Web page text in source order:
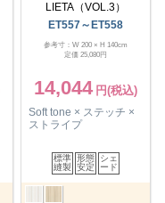
LIETA（VOL.3）
ET557～ET558
参考寸：W 200 × H 140cm
定価 25,080円
14,044
Soft tone × ステッチ ×
ストライプ
標準
縫製
形態
安定
シェ
ード